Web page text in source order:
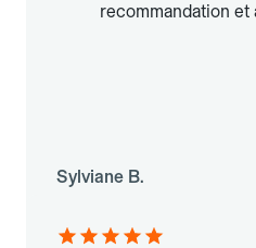
recommandation et
Sylviane B.